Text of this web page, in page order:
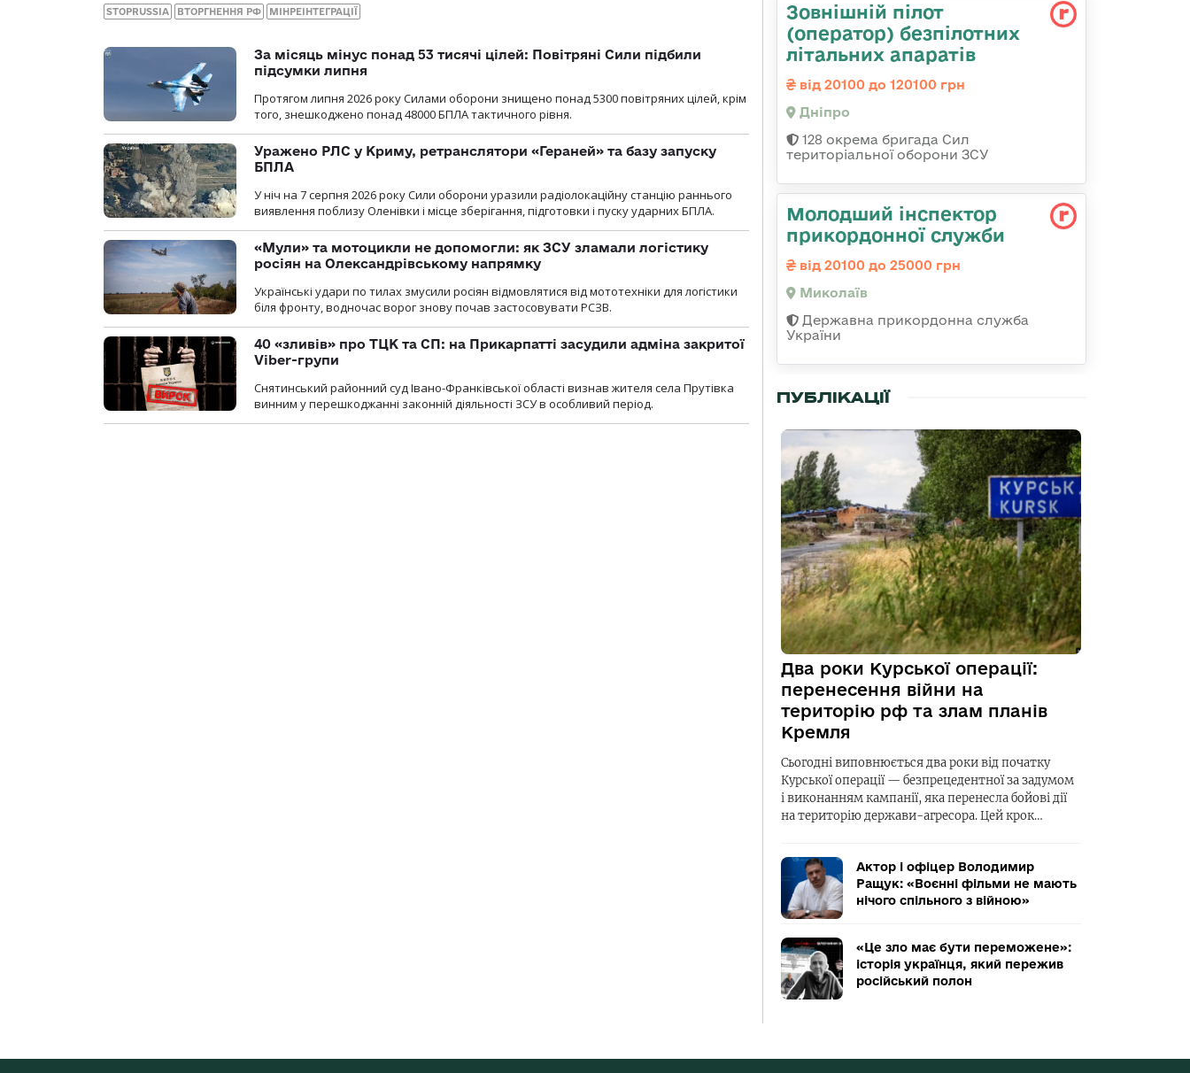
STOPRUSSIA ВТОРГНЕННЯ РФ МІНРЕІНТЕГРАЦІЇ
За місяць мінус понад 53 тисячі цілей: Повітряні Сили підбили
підсумки липня
Протягом липня 2026 року Cилами оборони знищено понад 5300 повітряних цілей, крім
того, знешкоджено понад 48000 БПЛА тактичного рівня.
Уражено РЛС у Криму, ретранслятори «Гераней» та базу запуску
БПЛА
У ніч на 7 серпня 2026 року Сили оборони уразили радіолокаційну станцію раннього
виявлення поблизу Оленівки і місце зберігання, підготовки і пуску ударних БПЛА.
«Мули» та мотоцикли не допомогли: як ЗСУ зламали логістику
росіян на Олександрівському напрямку
Українські удари по тилах змусили росіян відмовлятися від мототехніки для логістики
біля фронту, водночас ворог знову почав застосовувати РСЗВ.
40 «зливів» про ТЦК та СП: на Прикарпатті засудили адміна закритої
Viber-групи
Снятинський районний суд Івано-Франківської області визнав жителя села Прутівка
винним у перешкоджанні законній діяльності ЗСУ в особливий період.
Зовнішній пілот
(оператор) безпілотних
літальних апаратів
від 20100 до 120100 грн
Дніпро
128 окрема бригада Сил
територіальної оборони ЗСУ
Молодший інспектор
прикордонної служби
від 20100 до 25000 грн
Миколаїв
Державна прикордонна служба
України
ПУБЛІКАЦІЇ
Два роки Курської операції:
перенесення війни на
територію рф та злам планів
Кремля
Сьогодні виповнюється два роки від початку
Курської операції — безпрецедентної за задумом
і виконанням кампанії, яка перенесла бойові дії
на територію держави-агресора. Цей крок…
Актор і офіцер Володимир
Ращук: «Воєнні фільми не мають
нічого спільного з війною»
«Це зло має бути переможене»:
історія українця, який пережив
російський полон